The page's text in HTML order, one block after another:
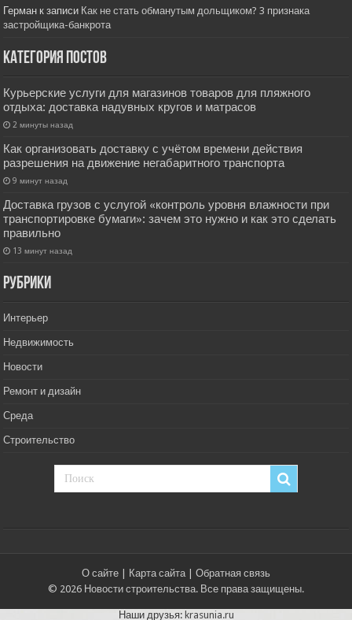
Герман к записи Как не стать обманутым дольщиком? 3 признака
застройщика-банкрота
Категория постов
Курьерские услуги для магазинов товаров для пляжного
отдыха: доставка надувных кругов и матрасов
2 минуты назад
Как организовать доставку с учётом времени действия
разрешения на движение негабаритного транспорта
9 минут назад
Доставка грузов с услугой «контроль уровня влажности при
транспортировке бумаги»: зачем это нужно и как это сделать
правильно
13 минут назад
РУбрики
Интерьер
Недвижимость
Новости
Ремонт и дизайн
Среда
Строительство
О сайте Карта сайта| Обратная связь
© 2026 Новости строительства. Все права защищены.
Наши друзья: krasunia.ru